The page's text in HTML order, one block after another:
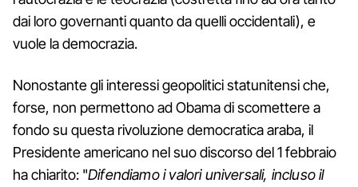
dai loro governanti quanto da quelli occidentali), e
vuole la democrazia.
Nonostante gli interessi geopolitici statunitensi che,
forse, non permettono ad Obama di scomettere a
fondo su questa rivoluzione democratica araba, il
Presidente americano nel suo discorso del 1 febbraio
ha chiarito: "Difendiamo i valori universali, incluso il